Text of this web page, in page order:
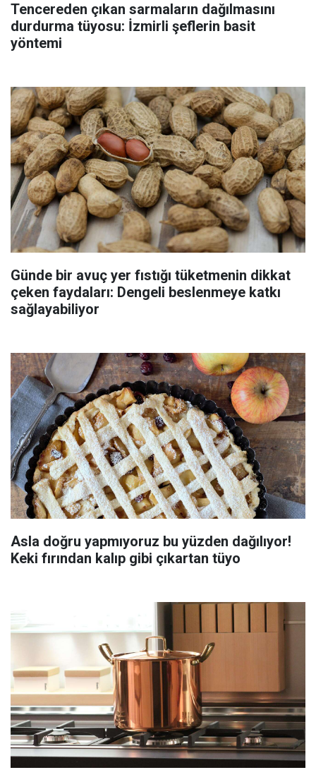
Tencereden çıkan sarmaların dağılmasını
durdurma tüyosu: İzmirli şeflerin basit
yöntemi
Günde bir avuç yer fıstığı tüketmenin dikkat
çeken faydaları: Dengeli beslenmeye katkı
sağlayabiliyor
Asla doğru yapmıyoruz bu yüzden dağılıyor!
Keki fırından kalıp gibi çıkartan tüyo